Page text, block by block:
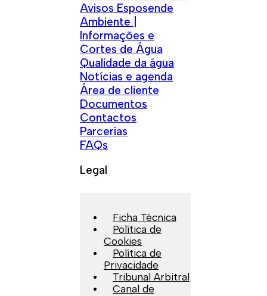
Avisos Esposende
Ambiente |
Informações e
Cortes de Água
Qualidade da água
Notícias e agenda
Área de cliente
Documentos
Contactos
Parcerias
FAQs
Legal
Ficha Técnica
Política de
Cookies
Política de
Privacidade
Tribunal Arbitral
Canal de